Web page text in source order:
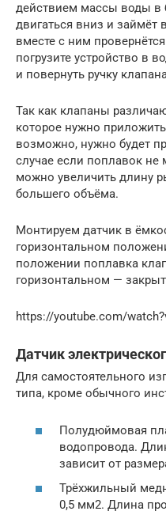
действием массы воды в
двигаться вниз и займёт
вместе с ним
погрузите устройство в
и повернуть ручку
Так как клапаны
которое нужно
возможно, нужно будет
случае если поплавок не
можно увеличить длину
большего объёма.
Монтируем датчик в
горизонтальном
положении поплавка
горизонтальном —
https://youtube.com/
Датчик
Для самостоятельного
типа, кроме обычного
Полудюймовая
водопровода.
зависит от
Трёхжильный
0,5 мм2. Длина